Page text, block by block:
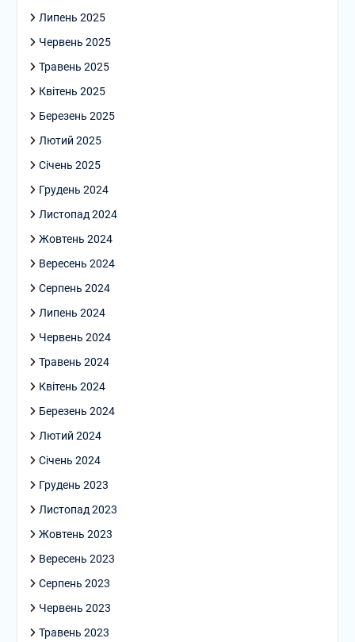
Липень 2025
Червень 2025
Травень 2025
Квітень 2025
Березень 2025
Лютий 2025
Січень 2025
Грудень 2024
Листопад 2024
Жовтень 2024
Вересень 2024
Серпень 2024
Липень 2024
Червень 2024
Травень 2024
Квітень 2024
Березень 2024
Лютий 2024
Січень 2024
Грудень 2023
Листопад 2023
Жовтень 2023
Вересень 2023
Серпень 2023
Червень 2023
Травень 2023